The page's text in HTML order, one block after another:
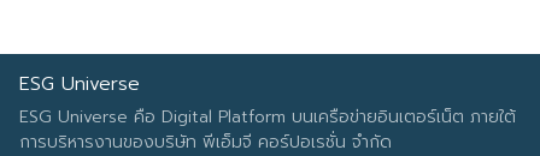
ESG Universe
ESG Universe คือ Digital Platform บนเครือข่ายอินเตอร์เน็ต ภายใต้
การบริหารงานของบริษัท พีเอ็มจี คอร์ปอเรชั่น จำกัด